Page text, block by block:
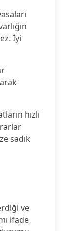
İyi
hızlı
sadık
ve
ifade